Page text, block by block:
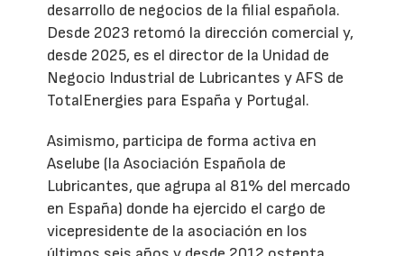
desarrollo de negocios de la filial española.
Desde 2023 retomó la dirección comercial y,
desde 2025, es el director de la Unidad de
Negocio Industrial de Lubricantes y AFS de
TotalEnergies para España y Portugal.
Asimismo, participa de forma activa en
Aselube (la Asociación Española de
Lubricantes, que agrupa al 81% del mercado
en España) donde ha ejercido el cargo de
vicepresidente de la asociación en los